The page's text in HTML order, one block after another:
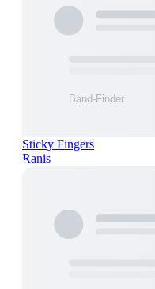
Sticky Fingers
Ranis